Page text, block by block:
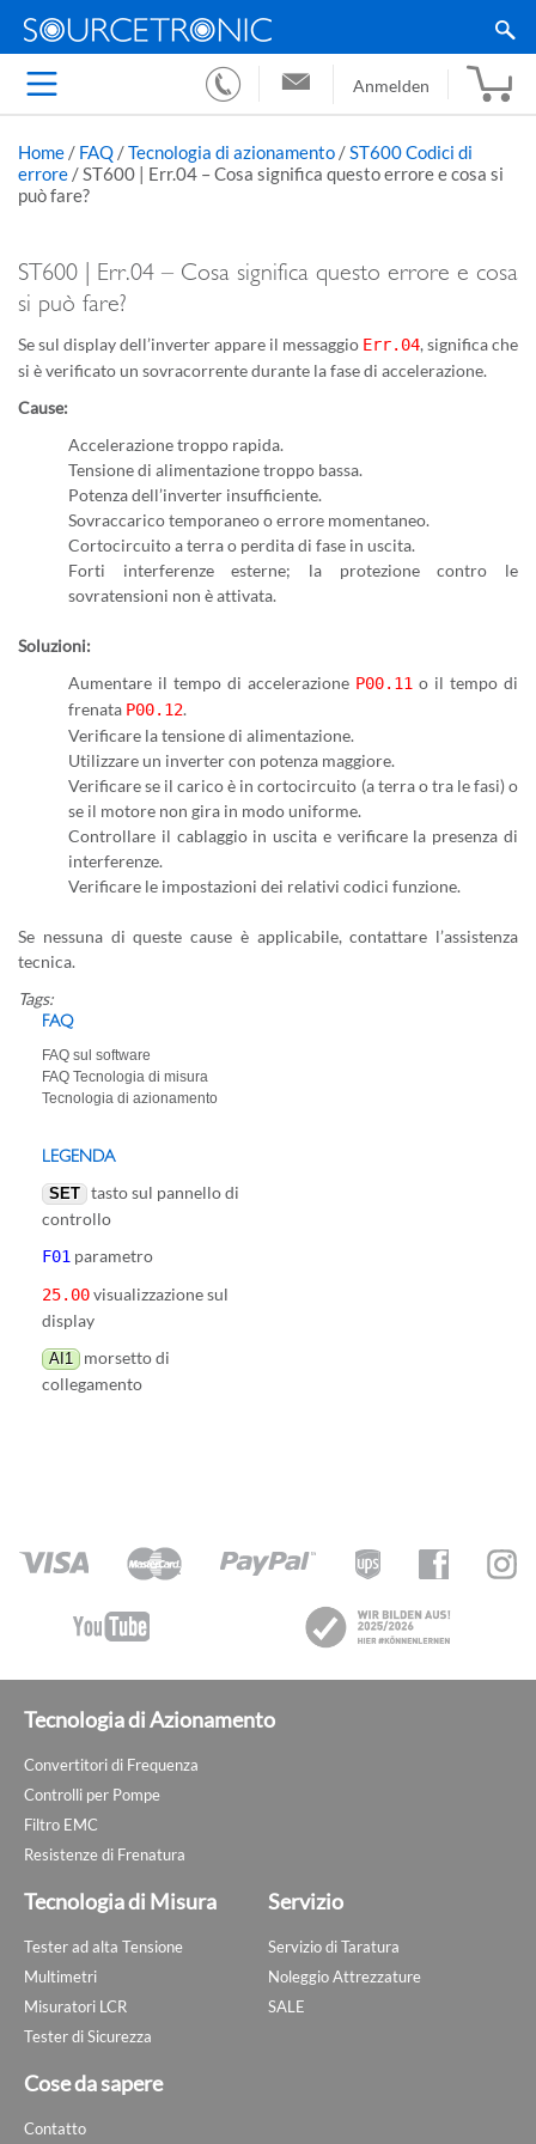
Anmelden
Home / FAQ /Tecnologia di azionamento / ST600 Codici di
errore / ST600 | Err.04 – Cosa significa questo errore e cosa si
può fare?
ST600 | Err.04 – Cosa significa questo errore e cosa
si può fare?
Se sul display dell’inverter appare il messaggio Err.04, significa che
si è verificato un sovracorrente durante la fase di accelerazione.
Cause:
Accelerazione troppo rapida.
Tensione di alimentazione troppo bassa.
Potenza dell’inverter insufficiente.
Sovraccarico temporaneo o errore momentaneo.
Cortocircuito a terra o perdita di fase in uscita.
Forti interferenze esterne; la protezione contro le
sovratensioni non è attivata.
Soluzioni:
Aumentare il tempo di accelerazione P00.11 o il tempo di
frenata P00.12.
Verificare la tensione di alimentazione.
Utilizzare un inverter con potenza maggiore.
Verificare se il carico è in cortocircuito (a terra o tra le fasi) o
se il motore non gira in modo uniforme.
Controllare il cablaggio in uscita e verificare la presenza di
interferenze.
Verificare le impostazioni dei relativi codici funzione.
Se nessuna di queste cause è applicabile, contattare l’assistenza
tecnica.
Tags:
FAQ
FAQ sul software
FAQ Tecnologia di misura
Tecnologia di azionamento
LEGENDA
SET
tasto sul pannello di
controllo
F01 parametro
25.00visualizzazione sul
display
AI1
morsetto di
collegamento
Tecnologia di Azionamento
Convertitori di Frequenza
Controlli per Pompe
Filtro EMC
Resistenze di Frenatura
Tecnologia di Misura
Tester ad alta Tensione
Multimetri
Misuratori LCR
Tester di Sicurezza
Servizio
Servizio di Taratura
Noleggio Attrezzature
SALE
Cose da sapere
Contatto